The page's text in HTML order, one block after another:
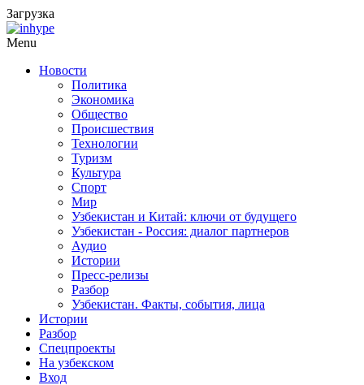
Загрузка
Menu
Новости
Политика
Экономика
Общество
Происшествия
Технологии
Туризм
Культура
Спорт
Мир
Узбекистан и Китай: ключи от будущего
Узбекистан - Россия: диалог партнеров
Аудио
Истории
Пресс-релизы
Разбор
Узбекистан. Факты, события, лица
Истории
Разбор
Спецпроекты
На узбекском
Вход